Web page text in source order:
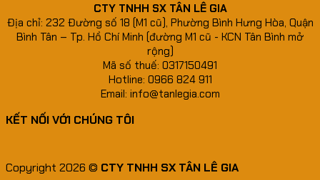
CTY TNHH SX TÂN LÊ GIA
Địa chỉ: 232 Đường số 18 (M1 cũ), Phường Bình Hưng Hòa, Quận
Bình Tân – Tp. Hồ Chí Minh (đường M1 cũ - KCN Tân Bình mở
rộng)
Mã số thuế: 0317150491
Hotline: 0966 824 911
Email: info@tanlegia.com
KẾT NỐI VỚI CHÚNG TÔI
Copyright 2026 © CTY TNHH SX TÂN LÊ GIA